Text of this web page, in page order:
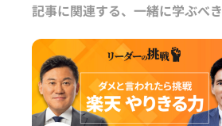
記事に関連する、一緒に学ぶべ